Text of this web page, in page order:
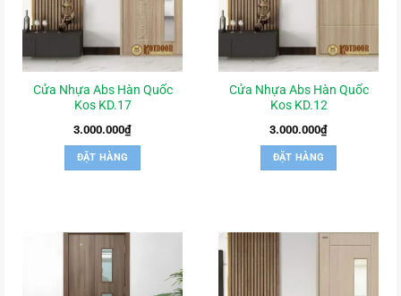
Cửa Nhựa Abs Hàn Quốc
Kos KD.17
3.000.000₫
ĐẶT HÀNG
Cửa Nhựa Abs Hàn Quốc
Kos KD.12
3.000.000₫
ĐẶT HÀNG